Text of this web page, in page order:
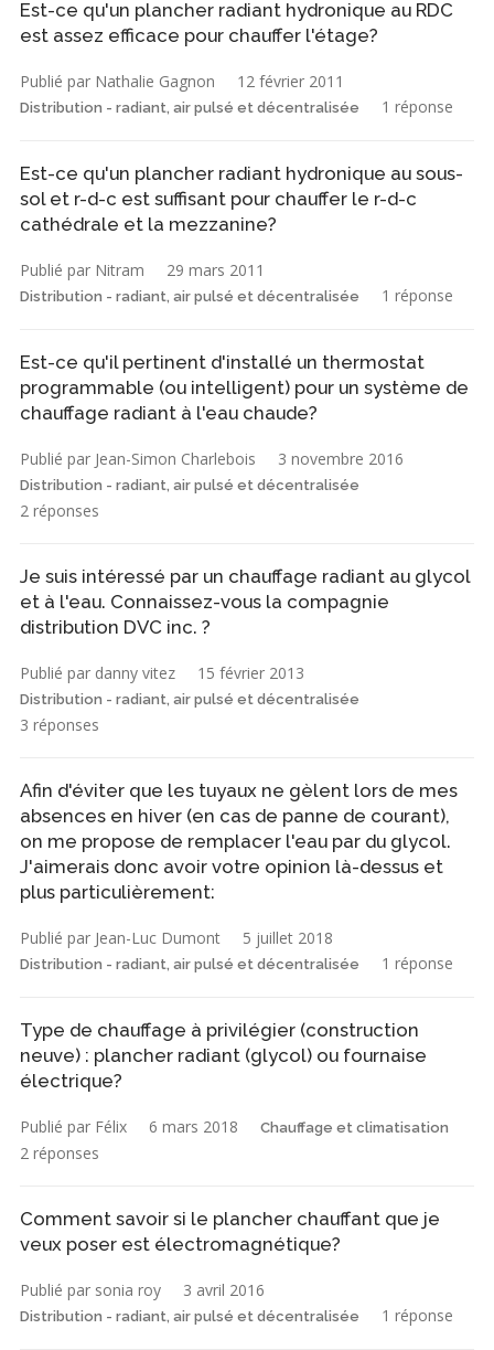
Est-ce qu'un plancher radiant hydronique au RDC
est assez efficace pour chauffer l'étage?
Publié par Nathalie Gagnon 12 février 2011
Distribution - radiant, air pulsé et décentralisée 1 réponse
Est-ce qu'un plancher radiant hydronique au sous-
sol et r-d-c est suffisant pour chauffer le r-d-c
cathédrale et la mezzanine?
Publié par Nitram 29 mars 2011
Distribution - radiant, air pulsé et décentralisée 1 réponse
Est-ce qu'il pertinent d'installé un thermostat
programmable (ou intelligent) pour un système de
chauffage radiant à l'eau chaude?
Publié par Jean-Simon Charlebois 3 novembre 2016
Distribution - radiant, air pulsé et décentralisée
2 réponses
Je suis intéressé par un chauffage radiant au glycol
et à l'eau. Connaissez-vous la compagnie
distribution DVC inc. ?
Publié par danny vitez 15 février 2013
Distribution - radiant, air pulsé et décentralisée
3 réponses
Afin d'éviter que les tuyaux ne gèlent lors de mes
absences en hiver (en cas de panne de courant),
on me propose de remplacer l'eau par du glycol.
J'aimerais donc avoir votre opinion là-dessus et
plus particulièrement:
Publié par Jean-Luc Dumont 5 juillet 2018
Distribution - radiant, air pulsé et décentralisée 1 réponse
Type de chauffage à privilégier (construction
neuve) : plancher radiant (glycol) ou fournaise
électrique?
Publié par Félix 6 mars 2018 Chauffage et climatisation
2 réponses
Comment savoir si le plancher chauffant que je
veux poser est électromagnétique?
Publié par sonia roy 3 avril 2016
Distribution - radiant, air pulsé et décentralisée 1 réponse